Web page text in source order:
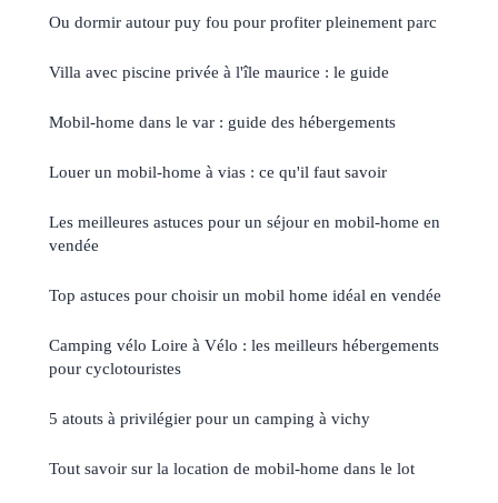
Ou dormir autour puy fou pour profiter pleinement parc
Villa avec piscine privée à l'île maurice : le guide
Mobil-home dans le var : guide des hébergements
Louer un mobil-home à vias : ce qu'il faut savoir
Les meilleures astuces pour un séjour en mobil-home en
vendée
Top astuces pour choisir un mobil home idéal en vendée
Camping vélo Loire à Vélo : les meilleurs hébergements
pour cyclotouristes
5 atouts à privilégier pour un camping à vichy
Tout savoir sur la location de mobil-home dans le lot